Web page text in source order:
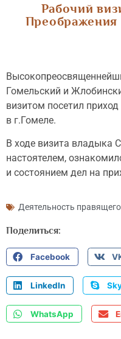
Рабочий
Преображения
Гомельский и
визитом посетил
в г.Гомеле.
В ходе визита владыка
настоятелем,
и состоянием дел на
Деятельность
Поделиться:
Facebook
LinkedIn
WhatsApp